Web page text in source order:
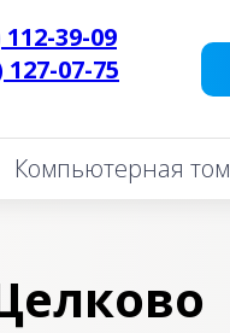
112-39-09
127-07-75
Компьютерная